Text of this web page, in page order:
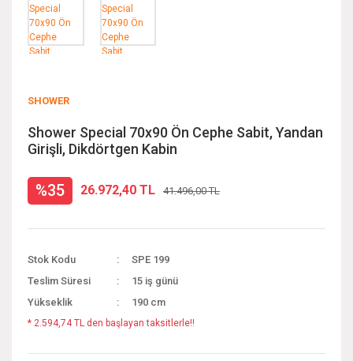
SHOWER
Shower Special 70x90 Ön Cephe Sabit, Yandan
Girişli, Dikdörtgen Kabin
%35 26.972,40 TL 41.496,00 TL
Stok Kodu
SPE 199
Teslim Süresi
15 iş günü
Yükseklik
190 cm
* 2.594,74 TL den başlayan taksitlerle!!